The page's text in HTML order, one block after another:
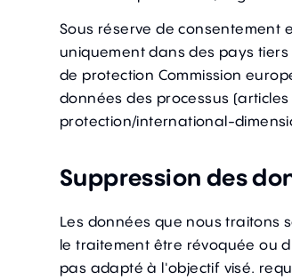
Sous réserve de consentement
uniquement dans des pays
de protection Commission
données des processus
protection/international-
Suppression des
Les données que nous traitons
le traitement être révoquée ou
pas adapté à l'objectif visé.